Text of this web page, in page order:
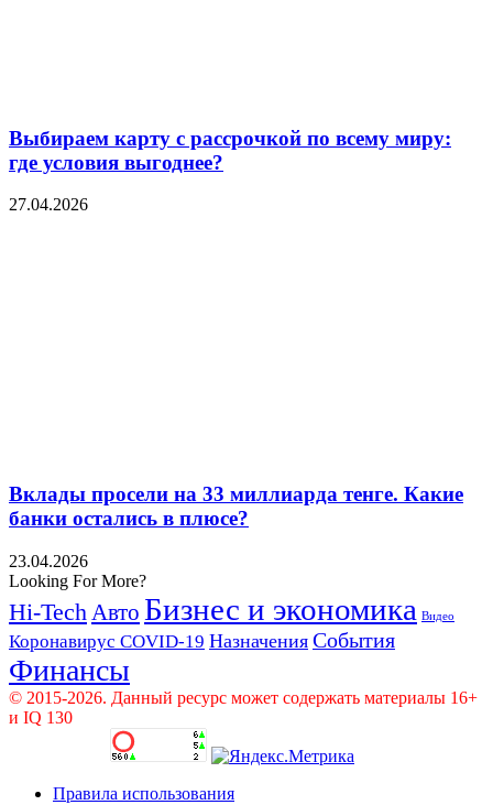
Выбираем карту с рассрочкой по всему миру:
где условия выгоднее?
27.04.2026
Вклады просели на 33 миллиарда тенге. Какие
банки остались в плюсе?
23.04.2026
Looking For More?
Hi-Tech Авто Бизнес и экономика Видео
Коронавирус COVID-19 Назначения События
Финансы
© 2015-2026. Данный ресурс может содержать материалы 16+
и IQ 130
Правила использования